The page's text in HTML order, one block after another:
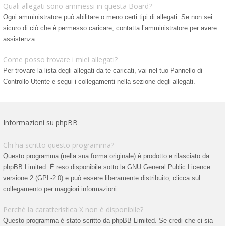
Quali allegati sono ammessi in questa Board?
Ogni amministratore può abilitare o meno certi tipi di allegati. Se non sei
sicuro di ciò che è permesso caricare, contatta l’amministratore per avere
assistenza.
Come posso trovare i miei allegati?
Per trovare la lista degli allegati da te caricati, vai nel tuo Pannello di
Controllo Utente e segui i collegamenti nella sezione degli allegati.
Informazioni su phpBB
Chi ha scritto questo programma?
Questo programma (nella sua forma originale) è prodotto e rilasciato da
phpBB Limited. È reso disponibile sotto la GNU General Public Licence
versione 2 (GPL-2.0) e può essere liberamente distribuito; clicca sul
collegamento per maggiori informazioni.
Perché la caratteristica X non è disponibile?
Questo programma è stato scritto da phpBB Limited. Se credi che ci sia